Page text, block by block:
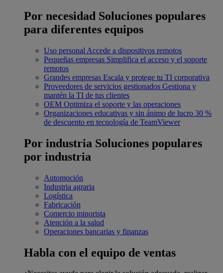
Por necesidad Soluciones populares
para diferentes equipos
Uso personal Accede a dispositivos remotos
Pequeñas empresas Simplifica el acceso y el soporte
remotos
Grandes empresas Escala y protege tu TI corporativa
Proveedores de servicios gestionados Gestiona y
mantén la TI de tus clientes
OEM Optimiza el soporte y las operaciones
Organizaciones educativas y sin ánimo de lucro 30 %
de descuento en tecnología de TeamViewer
Por industria Soluciones populares
por industria
Automoción
Industria agraria
Logística
Fabricación
Comercio minorista
Atención a la salud
Operaciones bancarias y finanzas
Habla con el equipo de ventas